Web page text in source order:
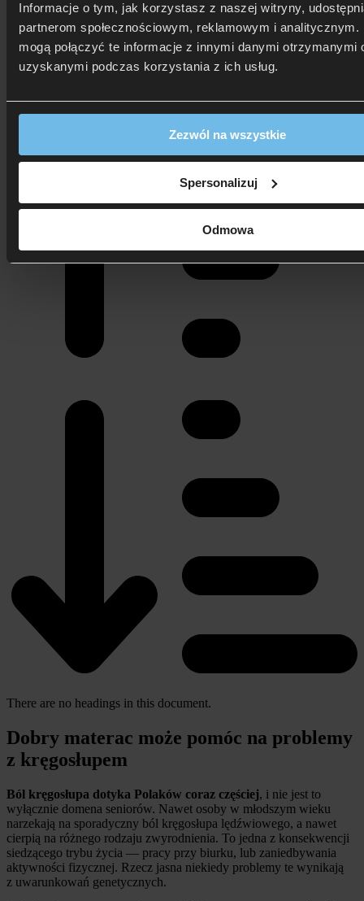
Informacje o tym, jak korzystasz z naszej witryny,
partnerom społecznościowym, reklamowym i analitycznym.
mogą połączyć te informacje z innymi danymi otrzymanymi
uzyskanymi podczas korzystania z ich usług.
Zezwól na wszystkie
Spersonalizuj
Odmowa
5 lipca 2024
Pokaż spis treści
There are no headings in this document.
Dobry materac może pomóc na problemy
z kręgosłupem
Ból kręgosłupa dotyka Polaków coraz częściej, i nie jest to
wyłącznie domena seniorów. Nawet osoby w młodszym wieku
narzekają na sporadyczny ból kręgosłupa lędźwiowego, a nawet
cierpią na różnego rodzaju zwyrodnienia. To jedna z konsekwencji
siedzącego trybu życia — pracy przy biurku, lub zaniedbywania
aktywności fizycznej. Rzecz jasna niekiedy problemy te wynikają
z uwarunkowań genetycznych.